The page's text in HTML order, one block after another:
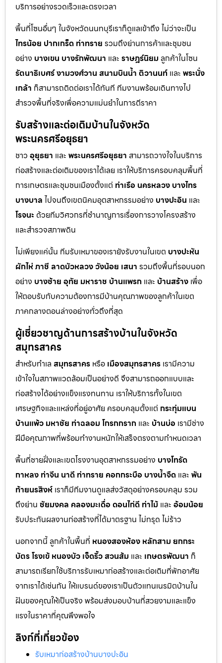
บริการอย่างรวดเร็วและตรงเวลา
พื้นที่โซนอื่นๆ ในจังหวัดนนทบุรีเราก็ดูแลเข้าถึง ไม่ว่าจะเป็น
ไทรน้อย ปากเกร็ด ท่าทราย รวมถึงย่านการค้าและชุมชน
อย่าง บางเขน บางรักพัฒนา และ ราษฎร์นิยม ลูกค้าในโซน
รัตนาธิเบศร์งามวงศ์วาน สนามบินน้ำ ติวานนท์ และ พระนั่ง
เกล้า ก็สามารถติดต่อเราได้ทันที ทีมงานพร้อมเดินทางไป
สำรวจพื้นที่จริงเพื่อความแม่นยำในการตีราคา
รับสร้างและต่อเติมบ้านในจังหวัด
พระนครศรีอยุธยา
ชาว อุยุธยา และ พระนครศรีอยุธยา สามารถวางใจในบริการ
ก่อสร้างและต่อเติมของเราได้เลย เราให้บริการครอบคลุมพื้นที่
การเกษตรและชุมชนเมืองตั้งแต่ ท่าเรือ นครหลวง บางไทร
บางบาล ไปจนถึงเขตนิคมอุตสาหกรรมอย่าง บางปะอิน และ
โรจนะ ด้วยทีมวิศวกรที่ชำนาญการเรื่องการวางโครงสร้าง
และสำรวจสภาพดิน
ไม่เพียงแค่นั้น ทีมรับเหมาของเรายังรับงานในเขต บางปะหัน
ผักไห่ภาชี ลาดบัวหลวงวังน้อย เสนา รวมถึงพื้นที่รอบนอก
อย่าง บางซ้าย อุทัย มหาราช บ้านแพรก และ บ้านสร้าง เพื่อ
ให้ตอบรับกับความต้องการมีบ้านคุณภาพของลูกค้าในเขต
ภาคกลางตอนล่างอย่างทั่วถึงที่สุด
ผู้เชี่ยวชาญด้านการสร้างบ้านในจังหวัด
สมุทรสาคร
สำหรับทำเล สมุทรสาคร หรือ เมืองสมุทรสาคร เรามีความ
เข้าใจในสภาพแวดล้อมเป็นอย่างดี จึงสามารถออกแบบและ
ก่อสร้างได้อย่างแข็งแรงทนทาน เราให้บริการทั้งในเขต
เศรษฐกิจและแหล่งที่อยู่อาศัย ครอบคลุมตั้งแต่ กระทุ่มแบน
บ้านแพ้ว มหาชัย ท่าฉลอมโกรกกราก และ บ้านบ่อ เรามีช่าง
ฝีมือคุณภาพที่พร้อมทำงานหนักให้เสร็จตรงตามกำหนดเวลา
พื้นที่ชายฝั่งและเขตโรงงานอุตสาหกรรมอย่าง บางโทรัด
กาหลง ท่าจีน นาดี ท่าทราย คอกกระบือ บางน้ำจืด และ พัน
ท้ายนรสิงห์ เราก็มีทีมงานดูแลส่งวัสดุอย่างครอบคลุม รวม
ถึงย่าน ชัยมงคล คลองมะเดื่อ ดอนไก่ดี ท่าไม้ และ อ้อมน้อย
รับประกันผลงานก่อสร้างที่ได้มาตรฐาน ไม่ทรุด ไม่ร้าว
นอกจากนี้ ลูกค้าในพื้นที่ หนองสองห้อง หลักสามยกกระ
บัตรโรงเข้ หนองบัว เจ็ดริ้วสวนส้ม และ เกษตรพัฒนา ก็
สามารถเรียกใช้บริการรับเหมาก่อสร้างและต่อเติมที่พักอาศัย
จากเราได้เช่นกัน ให้แบรนด์ของเราเป็นตัวแทนเนรมิตบ้านใน
ฝันของคุณให้เป็นจริง พร้อมส่งมอบบ้านที่สวยงามและแข็ง
แรงในราคาที่คุณพึงพอใจ
ลิงก์ที่เกี่ยวข้อง
รับเหมาก่อสร้างบ้านบางปะอิน